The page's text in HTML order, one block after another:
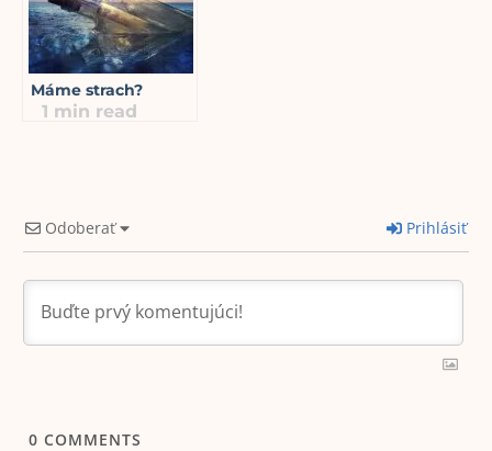
Máme strach?
1 min read
Odoberať Prihlásiť
0 COMMENTS